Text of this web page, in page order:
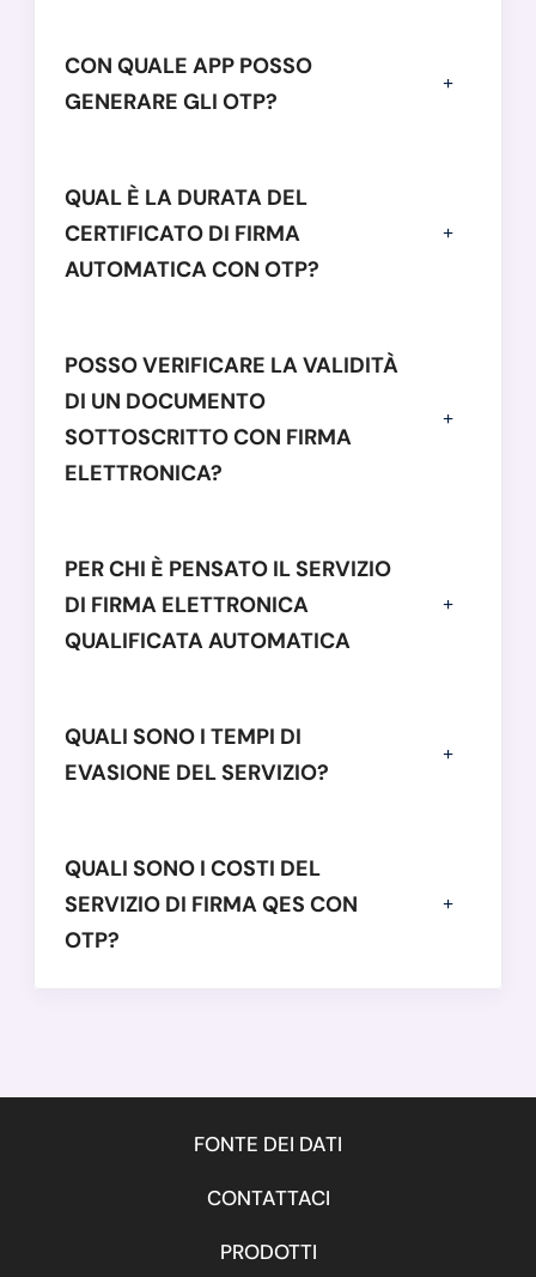
CON QUALE APP POSSO
GENERARE GLI OTP?
QUAL È LA DURATA DEL
CERTIFICATO DI FIRMA
AUTOMATICA CON OTP?
POSSO VERIFICARE LA VALIDITÀ
DI UN DOCUMENTO
SOTTOSCRITTO CON FIRMA
ELETTRONICA?
PER CHI È PENSATO IL SERVIZIO
DI FIRMA ELETTRONICA
QUALIFICATA AUTOMATICA
QUALI SONO I TEMPI DI
EVASIONE DEL SERVIZIO?
QUALI SONO I COSTI DEL
SERVIZIO DI FIRMA QES CON
OTP?
FONTE DEI DATI
CONTATTACI
PRODOTTI